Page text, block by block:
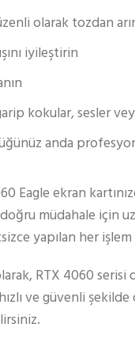
olarak tozdan
iyileştirin
kokular, sesler
anda
Eagle ekran
doğru müdahale için
yapılan her
RTX 4060 serisi
ve güvenli